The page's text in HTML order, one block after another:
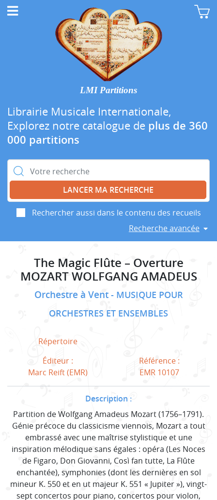
LMI Partitions
Librairie Musicale Internationale,
Explorez notre catalogue de plus de 360
000 partitions
Rechercher :
Rechercher aussi dans le contenu des recueils
Recherche avancée
The Magic Flûte – Overture
MOZART WOLFGANG AMADEUS
Orchestre à Vent
MUSIQUE POUR
ORCHESTRES ET ENSEMBLES
Répertoire
Éditeur :
Marc Reift (EMR)
Référence :
EMR 10107
Description :
Partition de Wolfgang Amadeus Mozart (1756–1791).
Génie précoce du classicisme viennois, Mozart a tout
embrassé avec une maîtrise stylistique et une
inspiration mélodique sans égales : opéra (Les Noces
de Figaro, Don Giovanni, Così fan tutte, La Flûte
enchantée), symphonies (dont les dernières en sol
mineur K. 550 et en ut majeur K. 551 « Jupiter »), vingt-
sept concertos pour piano, concertos pour violon,